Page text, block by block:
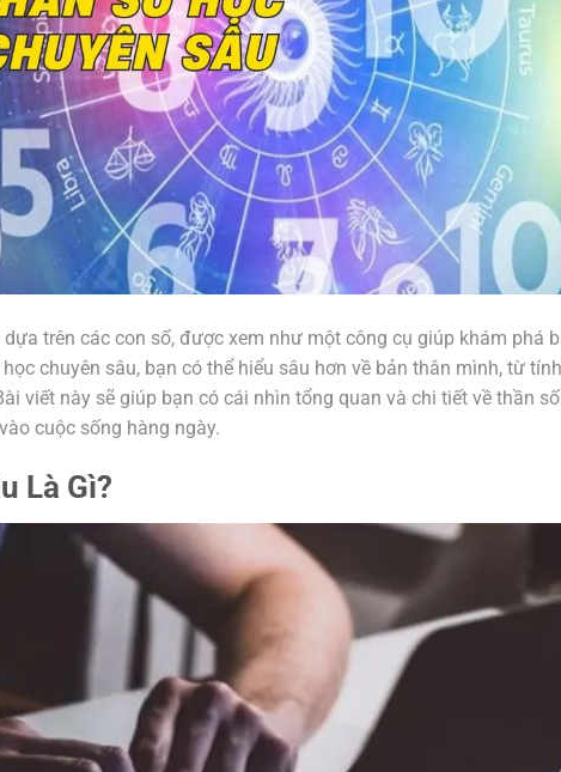
trên các con số, được xem như một công cụ giúp khám phá
chuyên sâu, bạn có thể hiểu sâu hơn về bản thân mình, từ tính
viết này sẽ giúp bạn có cái nhìn tổng quan và chi tiết về thần số
cuộc sống hàng ngày.
Là Gì?